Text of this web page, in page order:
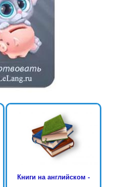
Книги на английском -